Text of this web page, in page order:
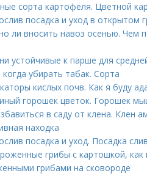
сорта картофеля. Цветной
посадка и уход в открытом
ли вносить навоз осенью. Чем
устойчивые к парше для
когда убирать табак. Сорта
кислых почв. Как я буду
горошек цветок. Горошек
в саду от клена. Клен
находка
посадка и уход. Посадка
грибы с картошкой,
грибами на сковороде